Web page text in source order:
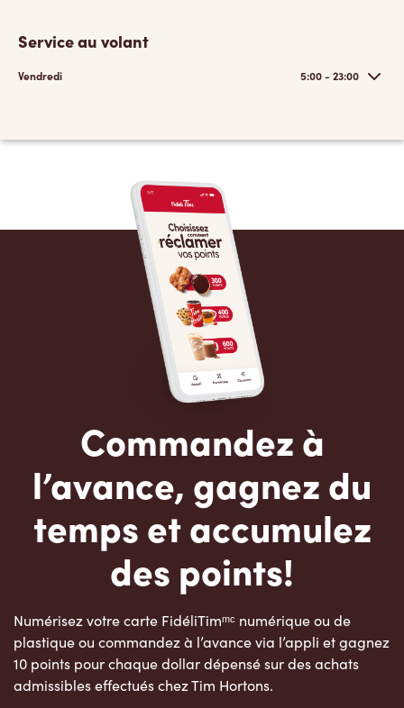
Service au volant
Vendredi 5:00 - 23:00
Commandez à
l’avance, gagnez du
temps et accumulez
des points!
Numérisez votre carte FidéliTimᵐᶜ numérique ou de
plastique ou commandez à l’avance via l’appli et gagnez
10 points pour chaque dollar dépensé sur des achats
admissibles effectués chez Tim Hortons.